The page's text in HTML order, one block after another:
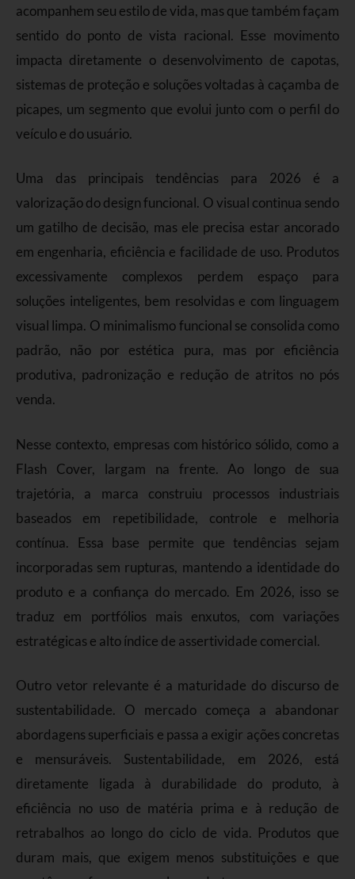
acompanhem seu estilo de vida, mas que também façam
sentido do ponto de vista racional. Esse movimento
impacta diretamente o desenvolvimento de capotas,
sistemas de proteção e soluções voltadas à caçamba de
picapes, um segmento que evolui junto com o perfil do
veículo e do usuário.
Uma das principais tendências para 2026 é a
valorização do design funcional. O visual continua sendo
um gatilho de decisão, mas ele precisa estar ancorado
em engenharia, eficiência e facilidade de uso. Produtos
excessivamente complexos perdem espaço para
soluções inteligentes, bem resolvidas e com linguagem
visual limpa. O minimalismo funcional se consolida como
padrão, não por estética pura, mas por eficiência
produtiva, padronização e redução de atritos no pós
venda.
Nesse contexto, empresas com histórico sólido, como a
Flash Cover, largam na frente. Ao longo de sua
trajetória, a marca construiu processos industriais
baseados em repetibilidade, controle e melhoria
contínua. Essa base permite que tendências sejam
incorporadas sem rupturas, mantendo a identidade do
produto e a confiança do mercado. Em 2026, isso se
traduz em portfólios mais enxutos, com variações
estratégicas e alto índice de assertividade comercial.
Outro vetor relevante é a maturidade do discurso de
sustentabilidade. O mercado começa a abandonar
abordagens superficiais e passa a exigir ações concretas
e mensuráveis. Sustentabilidade, em 2026, está
diretamente ligada à durabilidade do produto, à
eficiência no uso de matéria prima e à redução de
retrabalhos ao longo do ciclo de vida. Produtos que
duram mais, que exigem menos substituições e que